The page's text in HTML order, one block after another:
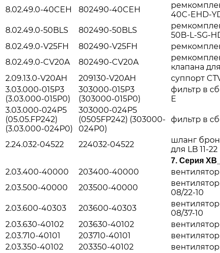
8.02.49.0-40CEH
802490-40CEH
40C-EHD-
8.02.49.0-50BLS
802490-50BLS
50B-L-SG-
8.02.49.0-V25FH
802490-V25FH
8.02.49.0-CV20A
802490-CV20A
клапана
2.09.13.0-V20AH
209130-V20AH
суппорт
3.03.000-015P3
(3.03.000-015P0)
303000-015P3
(303000-015P0)
фильтр в
E
3.03.000-024P5
(05.05.FP242)
(3.03.000-024P0)
303000-024P5
(0505FP242) (303000-
024P0)
фильтр в
2.24.032-04522 224032-04522
шланг
для LB 11-22
7. Серия
2.03.400-40000 203400-40000
вентилятор
2.03.500-40000
203500-40000
вентилятор
08/22-10
2.03.600-40303
203600-40303
08/37-10
2.03.630-40102
203630-40102
2.03.710-40101
203710-40101
2.03.350-40102
203350-40102